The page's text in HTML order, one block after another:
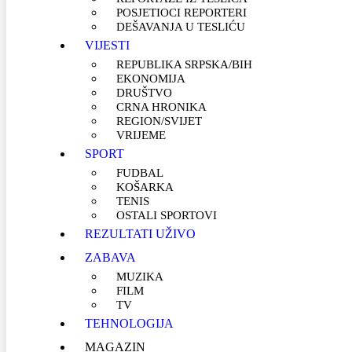
POSJETIOCI REPORTERI
DEŠAVANJA U TESLIĆU
VIJESTI
REPUBLIKA SRPSKA/BIH
EKONOMIJA
DRUŠTVO
CRNA HRONIKA
REGION/SVIJET
VRIJEME
SPORT
FUDBAL
KOŠARKA
TENIS
OSTALI SPORTOVI
REZULTATI UŽIVO
ZABAVA
MUZIKA
FILM
TV
TEHNOLOGIJA
MAGAZIN